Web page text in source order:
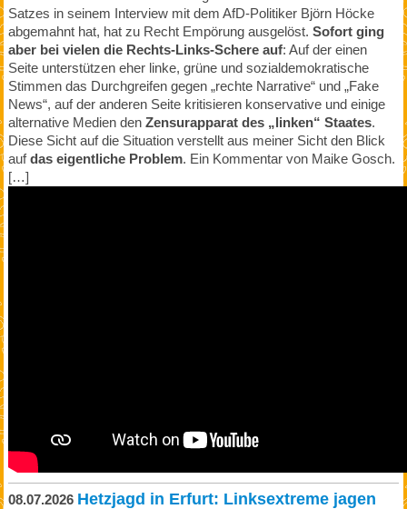
Satzes in seinem Interview mit dem AfD-Politiker Björn Höcke
abgemahnt hat, hat zu Recht Empörung ausgelöst. Sofort ging
aber bei vielen die Rechts-Links-Schere auf: Auf der einen
Seite unterstützen eher linke, grüne und sozialdemokratische
Stimmen das Durchgreifen gegen „rechte Narrative“ und „Fake
News“, auf der anderen Seite kritisieren konservative und einige
alternative Medien den Zensurapparat des „linken“ Staates.
Diese Sicht auf die Situation verstellt aus meiner Sicht den Blick
aufdas eigentliche Problem. Ein Kommentar von Maike Gosch.
[…]
08.07.2026 Hetzjagd in Erfurt: Linksextreme jagen